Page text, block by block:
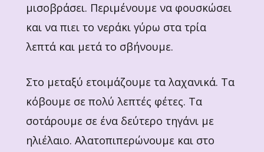
μισοβράσει. Περιμένουμε να φουσκώσει
και να πιει το νεράκι γύρω στα τρία
λεπτά και μετά το σβήνουμε.
Στο μεταξύ ετοιμάζουμε τα λαχανικά. Τα
κόβουμε σε πολύ λεπτές φέτες. Τα
σοτάρουμε σε ένα δεύτερο τηγάνι με
ηλιέλαιο. Αλατοπιπερώνουμε και στο